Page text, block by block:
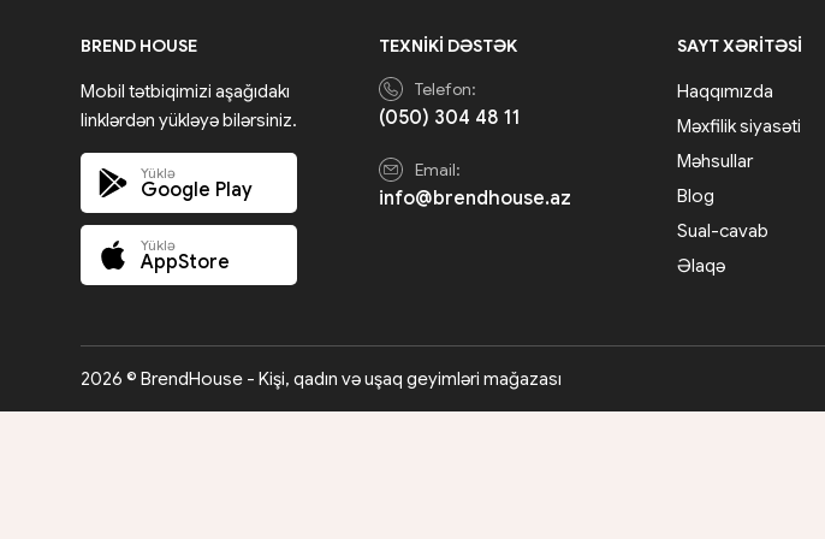
BREND HOUSE
Mobil tətbiqimizi aşağıdakı
linklərdən yükləyə bilərsiniz.
Yüklə
Google Play
Yüklə
AppStore
TEXNIKI DƏSTƏK
Telefon:
(050) 304 48 11
Email:
info@brendhouse.az
SAYT XƏRITƏSI
Haqqımızda
Məxfilik siyasəti
Məhsullar
Blog
Sual-cavab
Əlaqə
2026 © BrendHouse - Kişi, qadın və uşaq geyimləri mağazası